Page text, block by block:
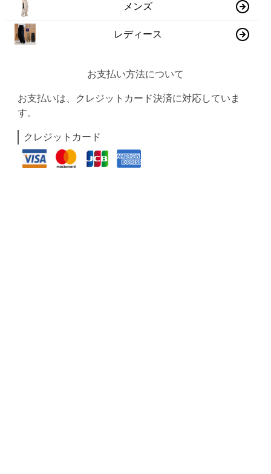
メンズ
レディース
お支払い方法について
お支払いは、クレジットカード決済に対応していま
す。
クレジットカード